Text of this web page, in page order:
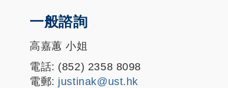
一般諮詢
高嘉蕙 小姐
電話: (852) 2358 8098
電郵: justinak@ust.hk